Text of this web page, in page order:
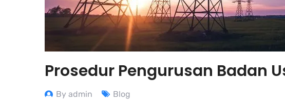
Prosedur Pengurusan Badan
By admin Blog